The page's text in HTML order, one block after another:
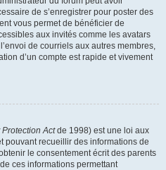
de s’enregistrer pour poster des
vous permet de bénéficier de
aux invités comme les avatars
de courriels aux autres membres,
d’un compte est rapide et vivement
Actde 1998) est une loi aux
pouvant recueillir des informations de
le consentement écrit des parents
ces informations permettant